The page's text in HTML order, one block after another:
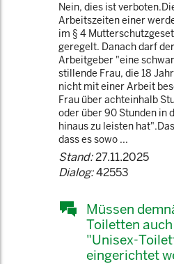
Nein, dies ist
Arbeitszeiten einer
im § 4
geregelt. Danach darf der
Arbeitgeber "eine
stillende Frau, die 18
nicht mit einer Arbeit
Frau über achteinhalb
oder über 90 Stunden in
hinaus zu leisten
dass es sowo ...
Stand:27.11.2025
Dialog:42553
Müssen
Toiletten
"Unisex-
eingerichtet